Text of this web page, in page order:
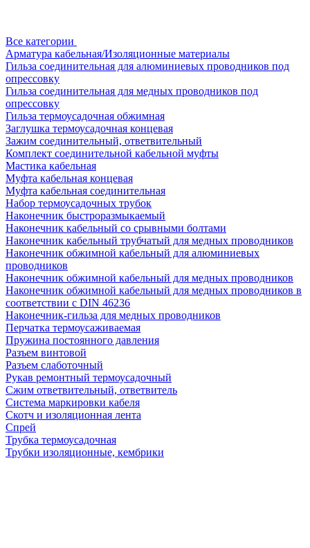
Все категории
Арматура кабельная/Изоляционные материалы
Гильза соединительная для алюминиевых проводников под
опрессовку
Гильза соединительная для медных проводников под
опрессовку
Гильза термоусадочная обжимная
Заглушка термоусадочная концевая
Зажим соединительный, ответвительный
Комплект соединительной кабельной муфты
Мастика кабельная
Муфта кабельная концевая
Муфта кабельная соединительная
Набор термоусадочных трубок
Наконечник быстроразмыкаемый
Наконечник кабельный со срывными болтами
Наконечник кабельный трубчатый для медных проводников
Наконечник обжимной кабельный для алюминиевых
проводников
Наконечник обжимной кабельный для медных проводников
Наконечник обжимной кабельный для медных проводников в
соответствии с DIN 46236
Наконечник-гильза для медных проводников
Перчатка термоусаживаемая
Пружина постоянного давления
Разъем винтовой
Разъем слаботочный
Рукав ремонтный термоусадочный
Сжим ответвительный, ответвитель
Система маркировки кабеля
Скотч и изоляционная лента
Спрей
Трубка термоусадочная
Трубки изоляционные, кембрики